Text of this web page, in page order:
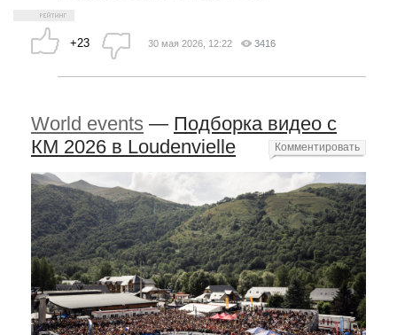
+23 30 мая 2026, 12:22 3416
World events — Подборка видео с
КМ 2026 в Loudenvielle
Комментировать